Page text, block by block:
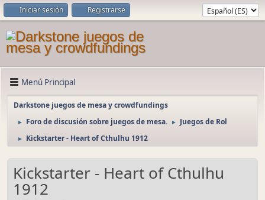
Iniciar sesión Registrarse
Menú Principal
Darkstone juegos de mesa y crowdfundings
► Foro de discusión sobre juegos de mesa. ► Juegos de Rol
► Kickstarter - Heart of Cthulhu 1912
Kickstarter - Heart of Cthulhu
1912